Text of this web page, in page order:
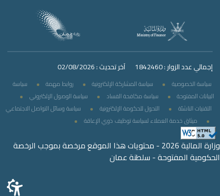
إجمالي عدد الزوار : 1842460 آخر تحديث : 02/08/2026
سياسة الخصوصية سياسة المشاركة الإلكترونية روابط مهمة
سياسة
البيانات المفتوحة
سياسة مكافحة الفساد
سياسة الوصول الإلكتروني
التقنيات الناشئة
التحول للحكومة الإلكترونية
سياسة وسائل التواصل الاجتماعي
ميثاق خدمة العملاء لسياسة توظيف ذوي الإعاقة
وزارة المالية 2026 - محتويات هذا الموقع مرخصة بموجب الرخصة
الحكومية المفتوحة - سلطنة عمان